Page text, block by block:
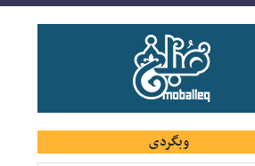
وبگردی